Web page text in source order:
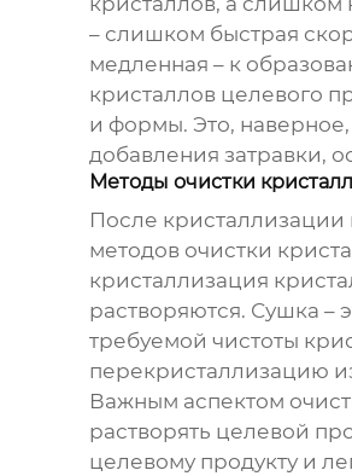
– слишком быстрая
медленная – к
кристаллов целевого
и формы. Это,
добавления затравки,
Методы очистки
После кристаллизации
методов очистки
кристаллизация
растворяются. Сушка –
требуемой чистоты
перекристаллизацию
Важным аспектом
растворять целевой
целевому продукту и